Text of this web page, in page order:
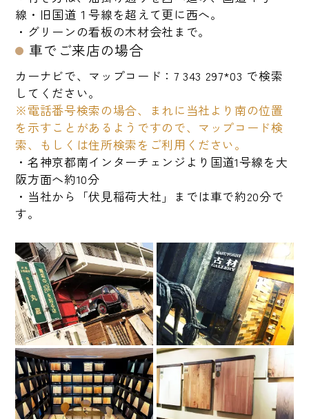
線・旧国道１号線を超えて更に西へ。
・グリーンの看板の木材会社まで。
車でご来店の場合
カーナビで、マップコード：7 343 297*03 で検索
してください。
※電話番号検索の場合、まれに当社より南の位置
を示すことがあるようですので、マップコード検
索、もしくは住所検索をご利用ください。
・名神京都南インターチェンジより国道1号線を大
阪方面へ約10分
・当社から「伏見稲荷大社」までは車で約20分で
す。